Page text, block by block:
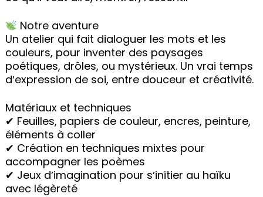
Notre aventure
Un atelier qui fait dialoguer les mots et les
couleurs, pour inventer des paysages
poétiques, drôles, ou mystérieux. Un vrai temps
dʼexpression de soi, entre douceur et créativité.
Matériaux et techniques
✔ Feuilles, papiers de couleur, encres, peinture,
éléments à coller
✔ Création en techniques mixtes pour
accompagner les poèmes
✔ Jeux dʼimagination pour sʼinitier au haïku
avec légèreté